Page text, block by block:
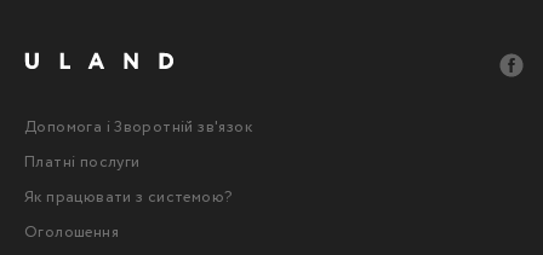
Допомога і Зворотній зв'язок
Платні послуги
Як працювати з системою?
Оголошення